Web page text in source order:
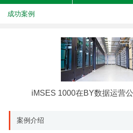
成功案例
iMSES 1000在BY数据运营
案例介绍